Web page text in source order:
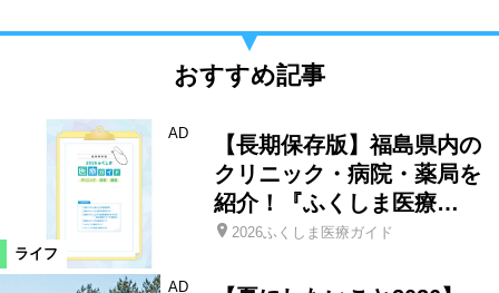
おすすめ記事
ライフ
AD
【長期保存版】福島県内の
クリニック・病院・薬局を
紹介！『ふくしま医療…
2026ふくしま医療ガイド
AD